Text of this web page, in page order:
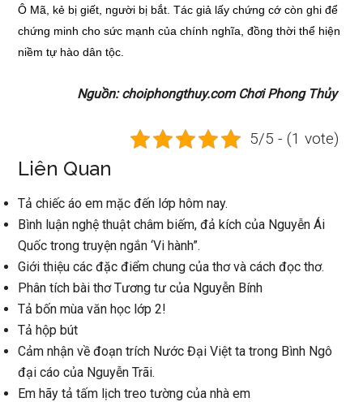
Ô Mã, kẻ bị giết, người bị bắt. Tác giả lấy chứng cớ còn ghi để
chứng minh cho sức mạnh của chính nghĩa, đồng thời thể hiện
niềm tự hào dân tộc.
Nguồn: choiphongthuy.com Chơi Phong Thủy
5/5 - (1 vote)
Liên Quan
Tả chiếc áo em mặc đến lớp hôm nay.
Bình luận nghệ thuật châm biếm, đả kích của Nguyễn Ái
Quốc trong truyện ngắn ‘Vi hành”.
Giới thiệu các đặc điểm chung của thơ và cách đọc thơ.
Phân tích bài thơ Tương tư của Nguyễn Bính
Tả bốn mùa văn học lớp 2!
Tả hộp bút
Cảm nhận về đoạn trích Nước Đại Việt ta trong Bình Ngô
đại cáo của Nguyễn Trãi.
Em hãy tả tấm lịch treo tường của nhà em